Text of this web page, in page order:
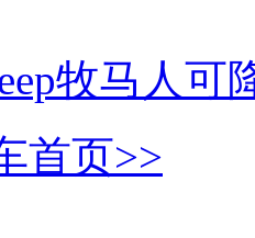
牧马人可
首页>>